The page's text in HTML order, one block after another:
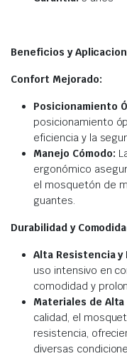
Beneficios y
Confort Mejorado:
Posicionamiento
posicionamiento
eficiencia y la
Manejo Cómodo:
ergonómico
el mosquetón de
guantes.
Durabilidad y
Alta Resistencia y
uso intensivo en
comodidad y
Materiales de Alta
calidad, el
resistencia,
diversas